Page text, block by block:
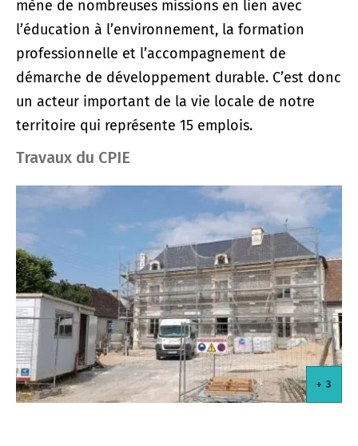
mène de nombreuses missions en lien avec
l’éducation à l’environnement, la formation
professionnelle et l’accompagnement de
démarche de développement durable. C’est donc
un acteur important de la vie locale de notre
territoire qui représente 15 emplois.
Travaux du CPIE
+ 3
+ 3
+ 3